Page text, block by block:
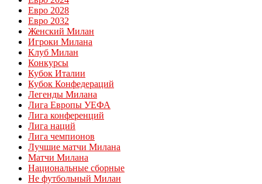
Евро 2028
Евро 2032
Женский Милан
Игроки Милана
Клуб Милан
Конкурсы
Кубок Италии
Кубок Конфедераций
Легенды Милана
Лига Европы УЕФА
Лига конференций
Лига наций
Лига чемпионов
Лучшие матчи Милана
Матчи Милана
Национальные сборные
Не футбольный Милан